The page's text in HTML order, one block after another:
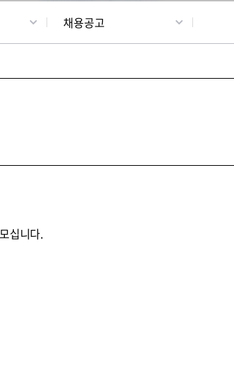
채용공고
십니다.